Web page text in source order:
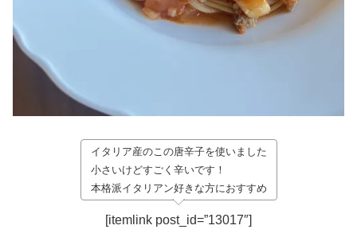
イタリア産のこの唐辛子を使いました
小さいけどすごく辛いです！
本格派イタリアン好きな方におすすめ
[itemlink post_id=”13017″]